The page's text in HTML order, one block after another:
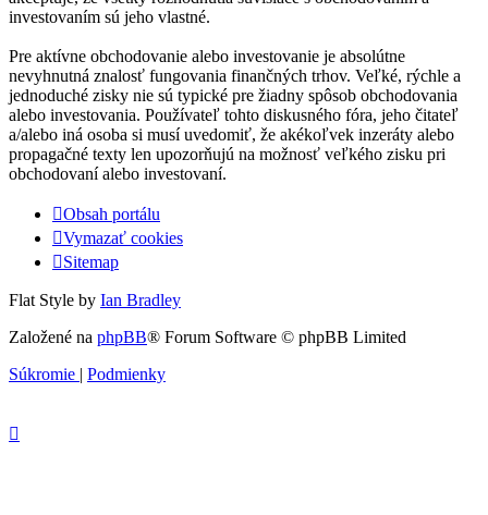
investovaním sú jeho vlastné.
Pre aktívne obchodovanie alebo investovanie je absolútne
nevyhnutná znalosť fungovania finančných trhov. Veľké, rýchle a
jednoduché zisky nie sú typické pre žiadny spôsob obchodovania
alebo investovania. Používateľ tohto diskusného fóra, jeho čitateľ
a/alebo iná osoba si musí uvedomiť, že akékoľvek inzeráty alebo
propagačné texty len upozorňujú na možnosť veľkého zisku pri
obchodovaní alebo investovaní.
Obsah portálu
Vymazať cookies
Sitemap
Flat Style by Ian Bradley
Založené na phpBB® Forum Software © phpBB Limited
Súkromie | Podmienky